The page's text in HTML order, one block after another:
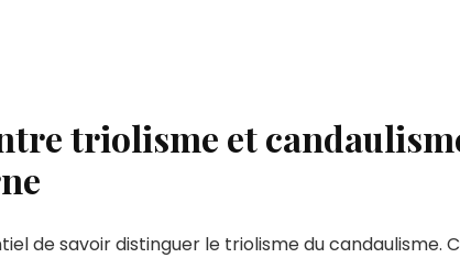
triolisme et
de savoir distinguer le triolisme du candaulisme.